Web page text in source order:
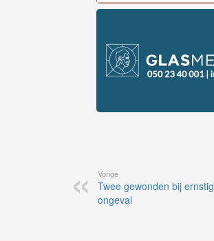
Vorige
Twee gewonden bij ernstig
ongeval